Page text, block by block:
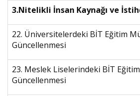
3.Nitelikli İnsan Kaynağı ve
22. Üniversitelerdeki BİT Eğitim
Güncellenmesi
23. Meslek Liselerindeki BİT
Güncellenmesi